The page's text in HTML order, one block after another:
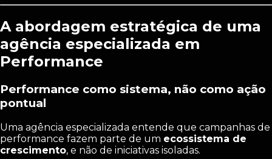
A abordagem estratégica de uma
agência especializada em
Performance
Performance como sistema, não como ação
pontual
Uma agência especializada entende que campanhas de
performance fazem parte de um ecossistema de
crescimento, e não de iniciativas isoladas.